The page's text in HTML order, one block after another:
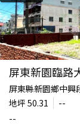
屏東新園臨路
屏東縣新園鄉中興
地坪 50.31
--
--